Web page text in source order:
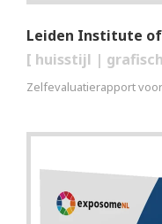
Leiden Institute
[ huisstijl |
Zelfevaluatierapport